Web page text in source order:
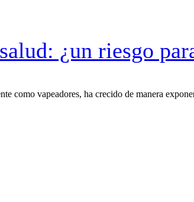
¿un riesgo
como vapeadores, ha crecido de manera